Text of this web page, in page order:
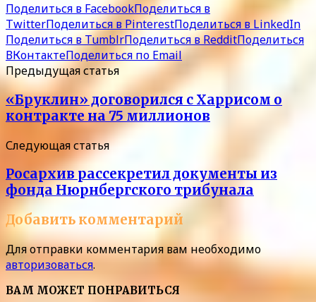
Поделиться в FacebookПоделиться в
TwitterПоделиться в PinterestПоделиться в LinkedIn
Поделиться в TumblrПоделиться в RedditПоделиться
ВКонтактеПоделиться по Email
Предыдущая статья
«Бруклин» договорился с Харрисом о
контракте на 75 миллионов
Следующая статья
Росархив рассекретил документы из
фонда Нюрнбергского трибунала
Добавить комментарий
Для отправки комментария вам необходимо
авторизоваться.
ВАМ МОЖЕТ ПОНРАВИТЬСЯ